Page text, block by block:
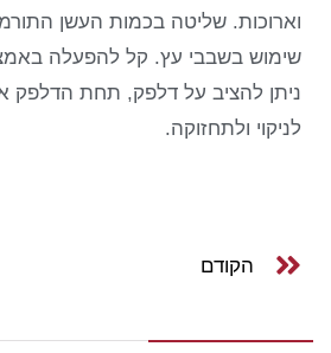
וארוכות. שליטה בכמות העשן
שימוש בשבבי עץ. קל להפעלה
ניתן להציב על דלפק, תחת הדלפק
לניקוי ולתחזוקה.
הקודם